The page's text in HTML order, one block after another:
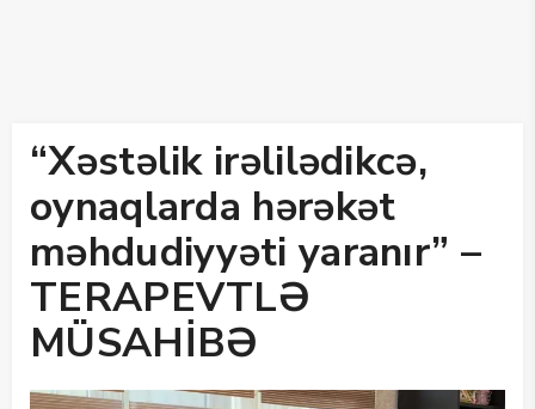
“Xəstəlik irəlilədikcə,
oynaqlarda hərəkət
məhdudiyyəti yaranır” –
TERAPEVTLƏ
MÜSAHİBƏ